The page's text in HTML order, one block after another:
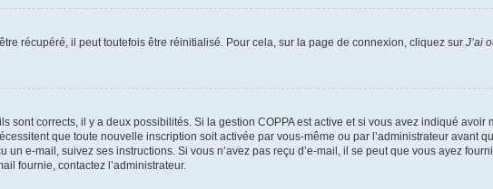
récupéré, il peut toutefois être réinitialisé. Pour cela, sur la page de connexion, cliquez sur J’ai
sont corrects, il y a deux possibilités. Si la gestion COPPA est active et si vous avez indiqué
que toute nouvelle inscription soit activée par vous-même ou par l’administrateur avant
e-mail, suivez ses instructions. Si vous n’avez pas reçu d’e-mail, il se peut que vous ayez
fournie, contactez l’administrateur.